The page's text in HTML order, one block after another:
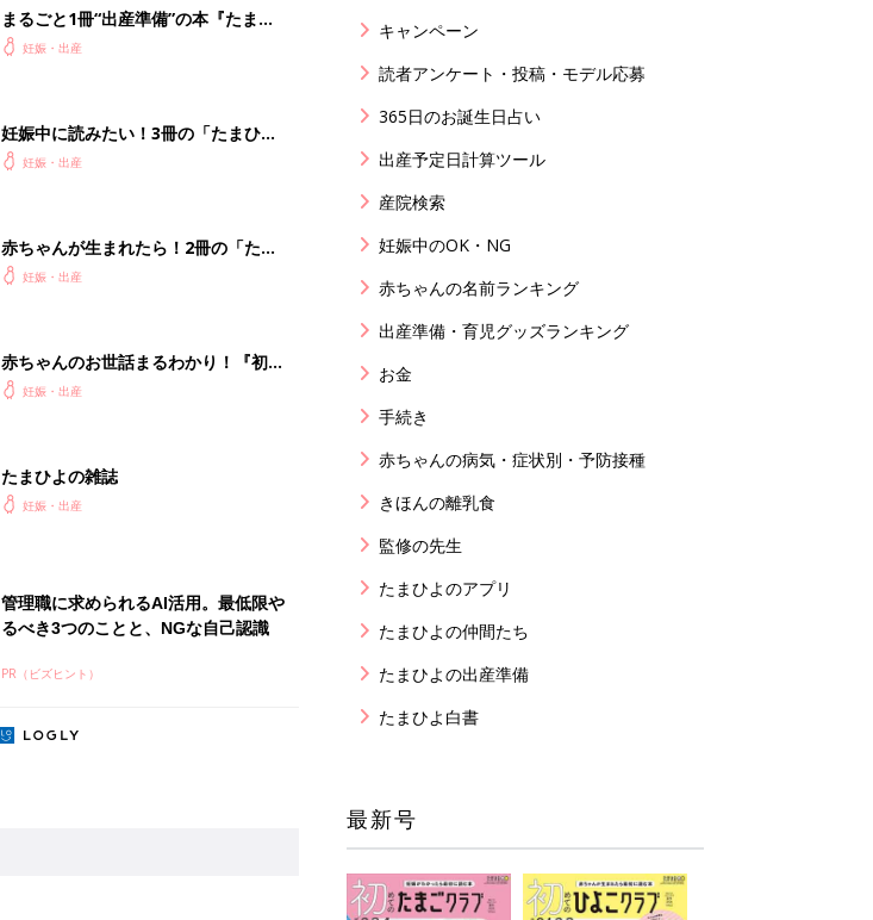
まるごと1冊“出産準備”の本『たまご
クラブ 夏号』〈スペシャル大特集〉
妊娠・出産
妊娠中に読みたい！3冊の「たまひ
よ」妊娠・出産
赤ちゃんが生まれたら！2冊の「たま
ひよ」
妊娠・出産
赤ちゃんのお世話まるわかり！『初め
てのひよこクラブ 夏号』〈巻頭大特
妊娠・出産
たまひよの雑誌
妊娠・出産
管理職に求められるAI活用。最低限や
るべき3つのことと、NGな自己認識
PR（ビズヒント）
キャンペーン
読者アンケート・投稿・モデル応募
365日のお誕生日占い
出産予定日計算ツール
産院検索
妊娠中のOK・NG
赤ちゃんの名前ランキング
出産準備・育児グッズランキング
お金
手続き
赤ちゃんの病気・症状別・予防接種
きほんの離乳食
監修の先生
たまひよのアプリ
たまひよの仲間たち
たまひよの出産準備
たまひよ白書
最新号